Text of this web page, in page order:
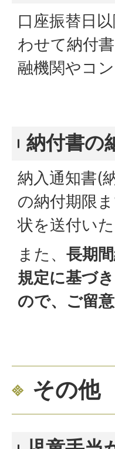
口座振替日
わせて納付
融機関やコ
納付書の
納入通知書(
の納付期限
状を送付いた
また、 長期
規定に基づ
ので、ご留
その他